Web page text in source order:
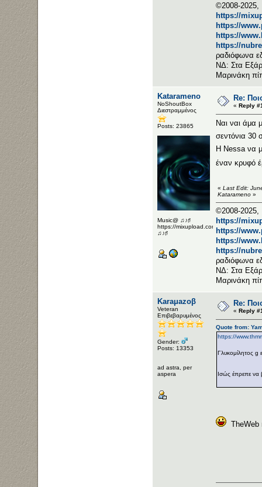
©2008-2025,
https://
https://
https://
https://
ραδιόφωνα
ΝΔ: Στα
Μαρινάκη
Katarameno
NoShoutBox
Διεστραμμένος
Posts: 23865
Music@ ♫♪♯
https://mixupload.com/u/Katarameno/
♫♪♯
Re:
« Reply
Ναι ναι άμα
σεντόνια 30
Η Nessa να
έναν κρυφό
« Last Edit:
Katarameno »
©2008-2025,
https://
https://
https://
https://
ραδιόφωνα
ΝΔ: Στα
Μαρινάκη
Karaμazoβ
Veteran
Επιβεβαρυμένος
Gender:
Posts: 13353
ad astra, per
aspera
Re:
« Reply
Quote from:
https://
Γλυκομίλητος g
Ισώς έπρεπε να
TheWeb